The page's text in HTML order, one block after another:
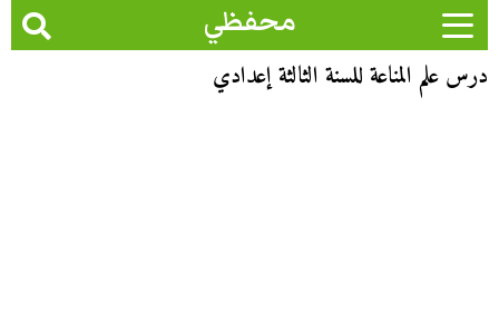
محفظي
درس علم المناعة للسنة الثالثة إعدادي